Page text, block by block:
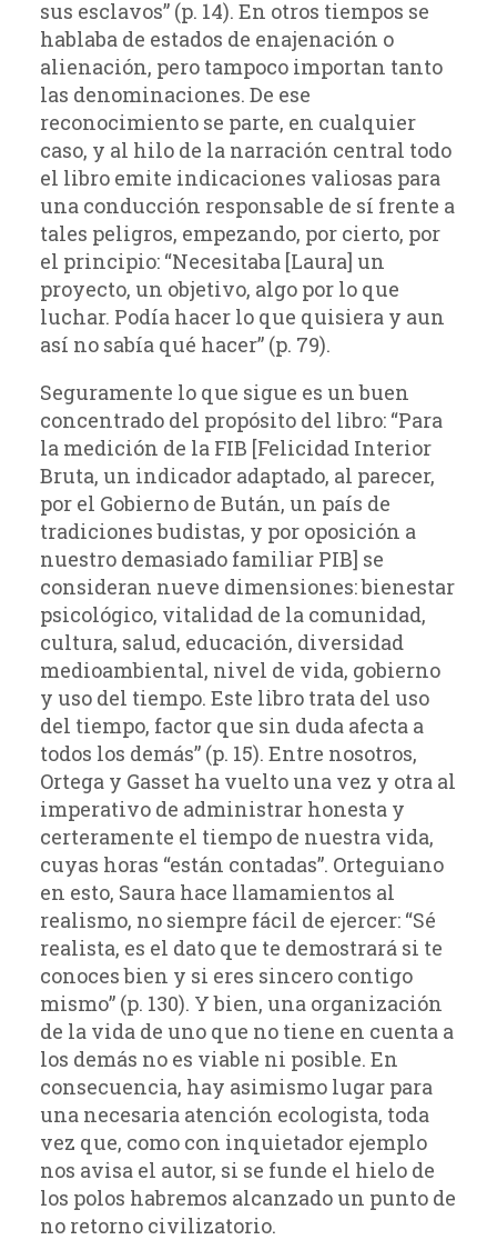
sus esclavos” (p. 14). En otros tiempos se
hablaba de estados de enajenación o
alienación, pero tampoco importan tanto
las denominaciones. De ese
reconocimiento se parte, en cualquier
caso, y al hilo de la narración central todo
el libro emite indicaciones valiosas para
una conducción responsable de sí frente a
tales peligros, empezando, por cierto, por
el principio: “Necesitaba [Laura] un
proyecto, un objetivo, algo por lo que
luchar. Podía hacer lo que quisiera y aun
así no sabía qué hacer” (p. 79).
Seguramente lo que sigue es un buen
concentrado del propósito del libro: “Para
la medición de la FIB [Felicidad Interior
Bruta, un indicador adaptado, al parecer,
por el Gobierno de Bután, un país de
tradiciones budistas, y por oposición a
nuestro demasiado familiar PIB] se
consideran nueve dimensiones: bienestar
psicológico, vitalidad de la comunidad,
cultura, salud, educación, diversidad
medioambiental, nivel de vida, gobierno
y uso del tiempo. Este libro trata del uso
del tiempo, factor que sin duda afecta a
todos los demás” (p. 15). Entre nosotros,
Ortega y Gasset ha vuelto una vez y otra al
imperativo de administrar honesta y
certeramente el tiempo de nuestra vida,
cuyas horas “están contadas”. Orteguiano
en esto, Saura hace llamamientos al
realismo, no siempre fácil de ejercer: “Sé
realista, es el dato que te demostrará si te
conoces bien y si eres sincero contigo
mismo” (p. 130). Y bien, una organización
de la vida de uno que no tiene en cuenta a
los demás no es viable ni posible. En
consecuencia, hay asimismo lugar para
una necesaria atención ecologista, toda
vez que, como con inquietador ejemplo
nos avisa el autor, si se funde el hielo de
los polos habremos alcanzado un punto de
no retorno civilizatorio.